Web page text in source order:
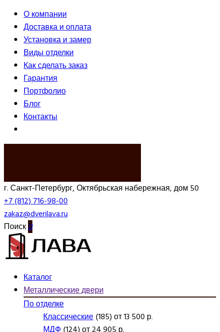
О компании
Доставка и оплата
Установка и замер
Виды отделки
Как сделать заказ
Гарантия
Портфолио
Блог
Контакты
г. Санкт-Петербург, Октябрьская набережная, дом 50
+7 (812) 716-98-00
zakaz@dverilava.ru
Поиск0
Каталог
Металлические двери
По отделке
Классические(185) от 13 500 р.